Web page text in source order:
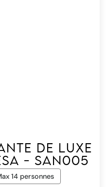
de luxe
- San005
14 personnes